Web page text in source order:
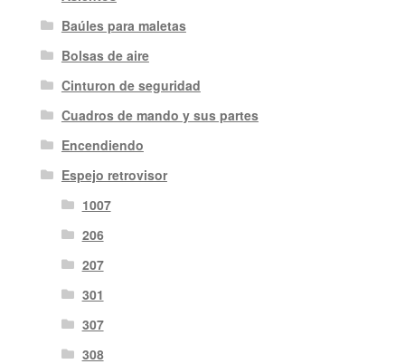
Baúles para maletas
Bolsas de aire
Cinturon de seguridad
Cuadros de mando y sus partes
Encendiendo
Espejo retrovisor
1007
206
207
301
307
308